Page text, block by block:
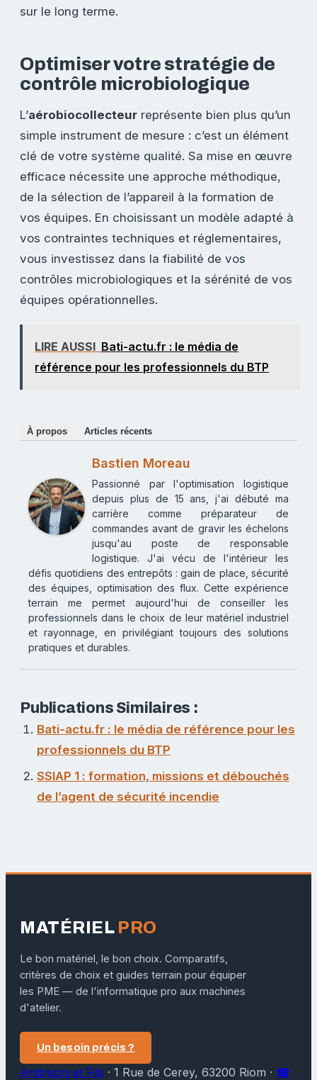
sur le long terme.
Optimiser votre stratégie de
contrôle microbiologique
L’aérobiocollecteur représente bien plus qu’un
simple instrument de mesure : c’est un élément
clé de votre système qualité. Sa mise en œuvre
efficace nécessite une approche méthodique,
de la sélection de l’appareil à la formation de
vos équipes. En choisissant un modèle adapté à
vos contraintes techniques et réglementaires,
vous investissez dans la fiabilité de vos
contrôles microbiologiques et la sérénité de vos
équipes opérationnelles.
LIRE AUSSI Bati-actu.fr : le média de
référence pour les professionnels du BTP
À propos Articles récents
Bastien Moreau
Passionné par l'optimisation logistique
depuis plus de 15 ans, j'ai débuté ma
carrière comme préparateur de
commandes avant de gravir les échelons
jusqu'au poste de responsable
logistique. J'ai vécu de l'intérieur les
défis quotidiens des entrepôts : gain de place, sécurité
des équipes, optimisation des flux. Cette expérience
terrain me permet aujourd'hui de conseiller les
professionnels dans le choix de leur matériel industriel
et rayonnage, en privilégiant toujours des solutions
pratiques et durables.
Publications Similaires :
Bati-actu.fr : le média de référence pour les
professionnels du BTP
SSIAP 1 : formation, missions et débouchés
de l’agent de sécurité incendie
MATÉRIEL PRO
Le bon matériel, le bon choix. Comparatifs,
critères de choix et guides terrain pour équiper
les PME — de l'informatique pro aux machines
d'atelier.
Un besoin précis ?
Andreoni et Fils ·1 Rue de Cerey, 63200 Riom · ☎